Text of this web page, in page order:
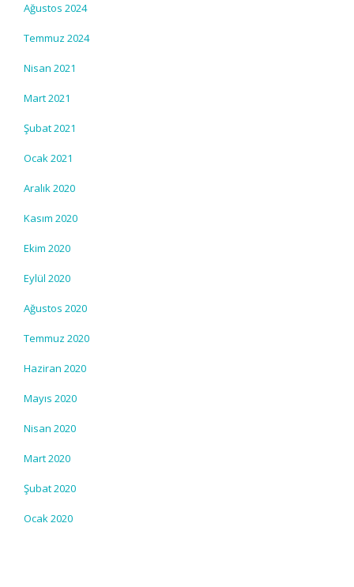
Ağustos 2024
Temmuz 2024
Nisan 2021
Mart 2021
Şubat 2021
Ocak 2021
Aralık 2020
Kasım 2020
Ekim 2020
Eylül 2020
Ağustos 2020
Temmuz 2020
Haziran 2020
Mayıs 2020
Nisan 2020
Mart 2020
Şubat 2020
Ocak 2020